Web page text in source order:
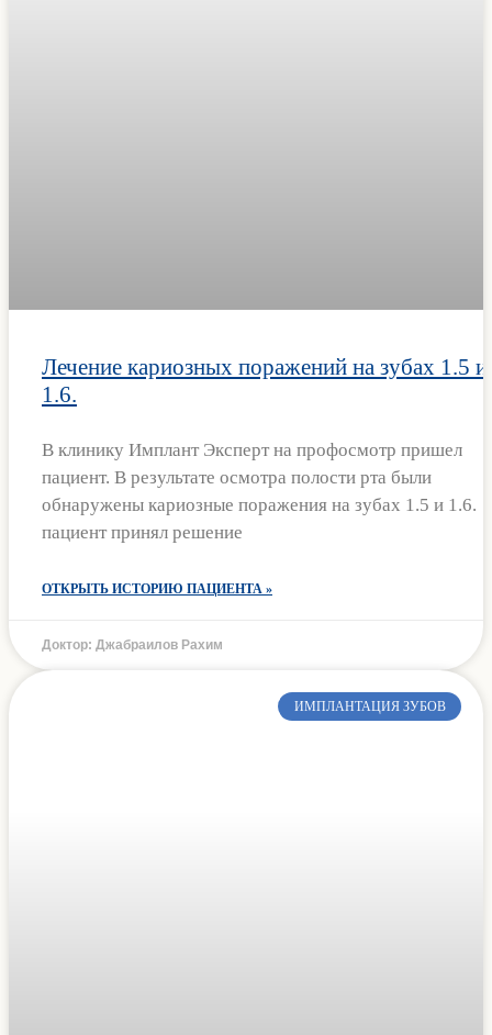
Лечение кариозных поражений на зубах 1.5 и
1.6.
В клинику Имплант Эксперт на профосмотр пришел
пациент. В результате осмотра полости рта были
обнаружены кариозные поражения на зубах 1.5 и 1.6.
пациент принял решение
ОТКРЫТЬ ИСТОРИЮ ПАЦИЕНТА »
Доктор: Джабраилов Рахим
ИМПЛАНТАЦИЯ ЗУБОВ